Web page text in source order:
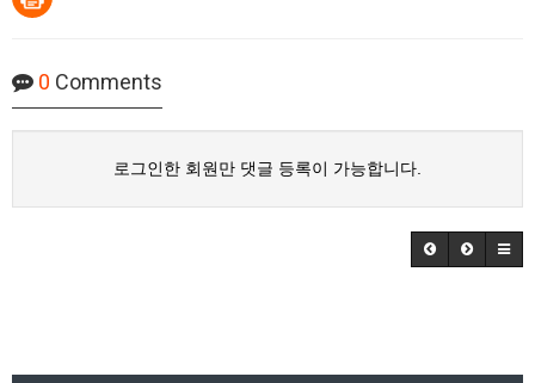
0 Comments
로그인한 회원만 댓글 등록이 가능합니다.